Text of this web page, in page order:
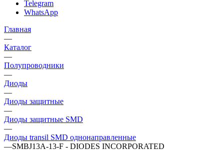
Telegram
WhatsApp
Главная
—
Каталог
—
Полупроводники
—
Диоды
—
Диоды защитные
—
Диоды защитные SMD
—
Диоды transil SMD однонаправленные
—SMBJ13A-13-F - DIODES INCORPORATED